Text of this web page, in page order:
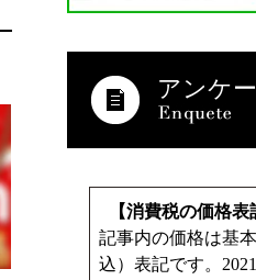
アンケ
【消費税の価格表
記事内の価格は基
込）表記です。